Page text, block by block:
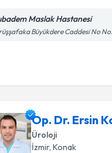
Maslak Hastanesi
Büyükdere Caddesi No
Op. Dr. Ersin
Üroloji
İzmir, Konak